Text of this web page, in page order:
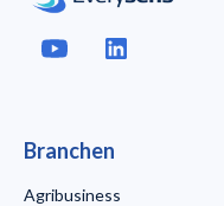
Branchen
Agribusiness